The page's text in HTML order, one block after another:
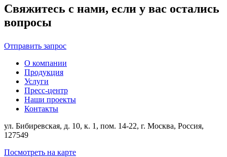
Свяжитесь с нами, если у вас остались
вопросы
Отправить запрос
О компании
Продукция
Услуги
Пресс-центр
Наши проекты
Контакты
ул. Бибиревская, д. 10, к. 1, пом. 14-22, г. Москва, Россия,
127549
Посмотреть на карте